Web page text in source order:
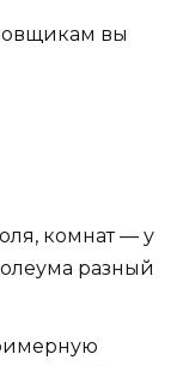
вы
комнат — у
разный